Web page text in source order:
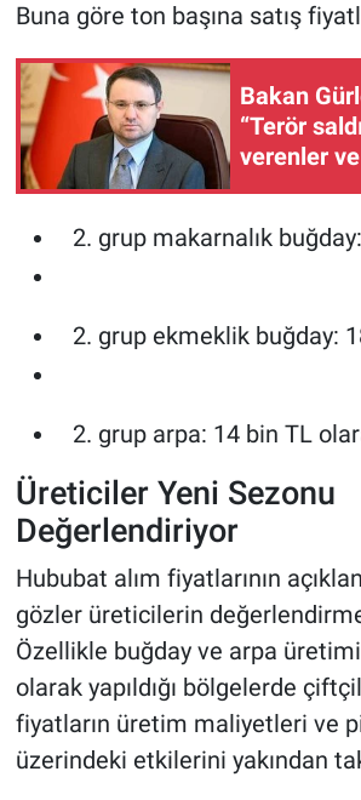
Buna göre ton başına satış
Bakan
“Terör
verenler
grup makarnalık
grup ekmeklik buğday:
grup arpa: 14 bin TL
Üreticiler Yeni Sezonu
Değerlendiriyor
Hububat alım fiyatlarının
gözler üreticilerin
Özellikle buğday ve arpa
olarak yapıldığı bölgelerde
fiyatların üretim maliyetleri ve
üzerindeki etkilerini yakından